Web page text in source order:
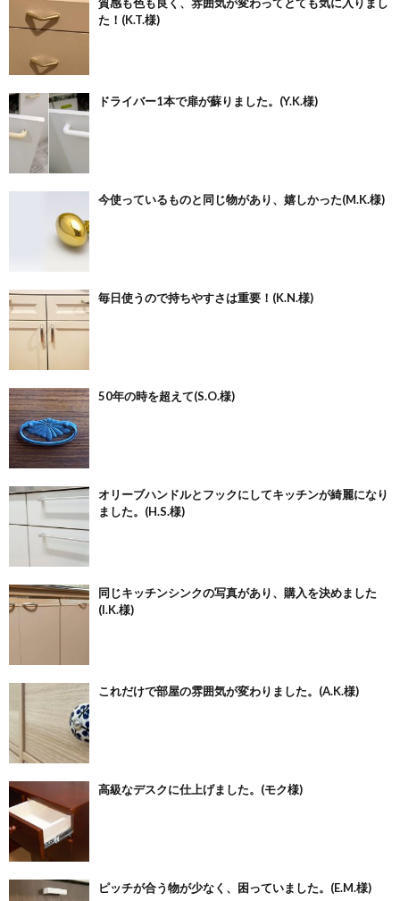
た！(K.T.様)
ドライバー1本で扉が蘇りました。(Y.K.様)
今使っているものと同じ物があり、嬉しかった(M.K.様)
毎日使うので持ちやすさは重要！(K.N.様)
50年の時を超えて(S.O.様)
オリーブハンドルとフックにしてキッチンが綺麗になり
ました。(H.S.様)
同じキッチンシンクの写真があり、購入を決めました
(I.K.様)
これだけで部屋の雰囲気が変わりました。(A.K.様)
高級なデスクに仕上げました。(モク様)
ピッチが合う物が少なく、困っていました。(E.M.様)